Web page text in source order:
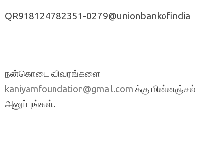
QR918124782351-0279@unionbankofindia
நன்கொடை விவரங்களை
kaniyamfoundation@gmail.com க்கு மின்னஞ்சல்
அனுப்புங்கள்.